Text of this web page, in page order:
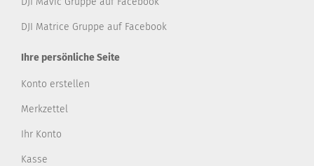
DJI Matrice Gruppe auf Facebook
Ihre persönliche Seite
Konto erstellen
Merkzettel
Ihr Konto
Kasse